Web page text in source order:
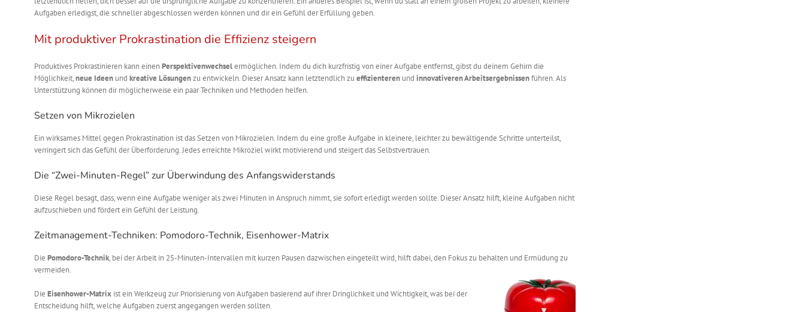
Aufgaben erledigst, die schneller abgeschlossen werden können und dir ein Gefühl der Erfüllung geben.
Mit produktiver Prokrastination die Effizienz steigern
Produktives Prokrastinieren kann einenPerspektivenwechselermöglichen. Indem du dich kurzfristig von einer Aufgabe entfernst, gibst du deinem Gehirn die
Möglichkeit,neue Ideenund kreative Lösungenzu entwickeln. Dieser Ansatz kann letztendlich zu effizienterenund innovativeren Arbeitsergebnissenführen. Als
Unterstützung können dir möglicherweise ein paar Techniken und Methoden helfen.
Setzen von Mikrozielen
Ein wirksames Mittel gegen Prokrastination ist das Setzen von Mikrozielen. Indem du eine große Aufgabe in kleinere, leichter zu bewältigende Schritte unterteilst,
verringert sich das Gefühl der Überforderung. Jedes erreichte Mikroziel wirkt motivierend und steigert das Selbstvertrauen.
Die “Zwei-Minuten-Regel” zur Überwindung des Anfangswiderstands
Diese Regel besagt, dass, wenn eine Aufgabe weniger als zwei Minuten in Anspruch nimmt, sie sofort erledigt werden sollte. Dieser Ansatz hilft, kleine Aufgaben nicht
aufzuschieben und fördert ein Gefühl der Leistung.
Zeitmanagement-Techniken: Pomodoro-Technik, Eisenhower-Matrix
Die Pomodoro-Technik, bei der Arbeit in 25-Minuten-Intervallen mit kurzen Pausen dazwischen eingeteilt wird, hilft dabei, den Fokus zu behalten und Ermüdung zu
vermeiden.
Die Eisenhower-Matrixist ein Werkzeug zur Priorisierung von Aufgaben basierend auf ihrer Dringlichkeit und Wichtigkeit, was bei der
Entscheidung hilft, welche Aufgaben zuerst angegangen werden sollten.